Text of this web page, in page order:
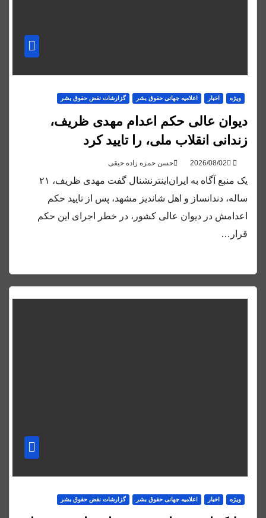
ویژه اخبار اعلاميه جهانی حقوق بشر گزارشات نقض حقوق بشر
دیوان عالی حکم اعدام مهدی ظریف،
زندانی انقلاب ملی، را تایید کرد
حسن حمزه زاده حیقی
یک منبع آگاه به ایران‌اینترنشنال گفت مهدی ظریف، ۲۱
ساله، دندانساز و اهل شاندیز مشهد، پس از تایید حکم
اعدامش در دیوان عالی کشور، در خطر اجرای این حکم
قرار…
ویژه اخبار اعلاميه جهانی حقوق بشر گزارشات نقض حقوق بشر